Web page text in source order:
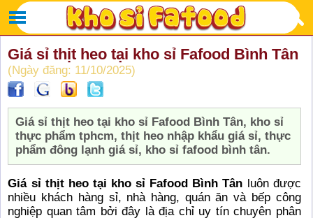
Giá sỉ thịt heo tại kho sỉ Fafood Bình Tân
(Ngày đăng: 11/10/2025)
Giá sỉ thịt heo tại kho sỉ Fafood Bình Tân, kho sỉ
thực phẩm tphcm, thịt heo nhập khẩu giá sỉ, thực
phẩm đông lạnh giá sỉ, kho sỉ fafood bình tân.
Giá sỉ thịt heo tại kho sỉ Fafood Bình Tân luôn được
nhiều khách hàng sỉ, nhà hàng, quán ăn và bếp công
nghiệp quan tâm bởi đây là địa chỉ uy tín chuyên phân